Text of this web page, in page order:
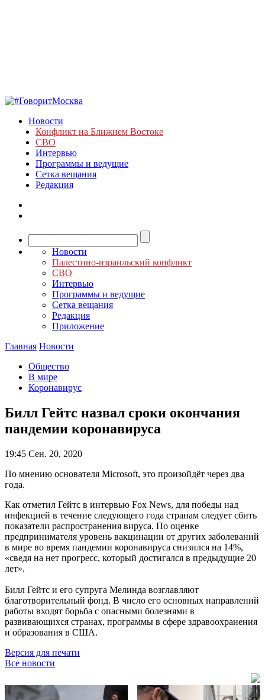
Новости
Конфликт на Ближнем Востоке
СВО
Интервью
Программы и ведущие
Сетка вещания
Редакция
Новости
Палестино-израильский конфликт
СВО
Интервью
Программы и ведущие
Сетка вещания
Редакция
Приложение
Главная Новости
Общество
В мире
Коронавирус
Билл Гейтс назвал сроки окончания
пандемии коронавируса
19:45 Сен. 20, 2020
По мнению основателя Microsoft, это произойдёт через два
года.
Как отметил Гейтс в интервью Fox News, для победы над
инфекцией в течение следующего года странам следует сбить
показатели распространения вируса. По оценке
предпринимателя уровень вакцинации от других заболеваний
в мире во время пандемии коронавируса снизился на 14%,
«сведя на нет прогресс, который достигался в предыдущие 20
лет».
Билл Гейтс и его супруга Мелинда возглавляют
благотворительный фонд. В число его основных направлений
работы входят борьба с опасными болезнями в
развивающихся странах, программы в сфере здравоохранения
и образования в США.
Версия для печати
Все новости